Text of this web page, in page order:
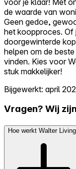
de waarde van
Geen gedoe,
het koopproces. Of
doorgewinterde
helpen om de
vinden. Kies voor
stuk makkelijker!
Bijgewerkt: april
Vragen? Wij
Hoe werkt Walter